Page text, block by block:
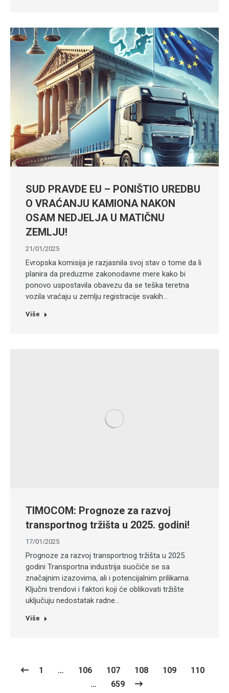
SUD PRAVDE EU – PONIŠTIO UREDBU
O VRAĆANJU KAMIONA NAKON
OSAM NEDJELJA U MATIČNU
ZEMLJU!
21/01/2025
Evropska komisija je razjasnila svoj stav o tome da li
planira da preduzme zakonodavne mere kako bi
ponovo uspostavila obavezu da se teška teretna
vozila vraćaju u zemlju registracije svakih…
Više
TIMOCOM: Prognoze za razvoj
transportnog tržišta u 2025. godini!
17/01/2025
Prognoze za razvoj transportnog tržišta u 2025.
godini Transportna industrija suočiće se sa
značajnim izazovima, ali i potencijalnim prilikama.
Ključni trendovi i faktori koji će oblikovati tržište
uključuju nedostatak radne…
Više
1 … 106 107 108 109
110
…
659